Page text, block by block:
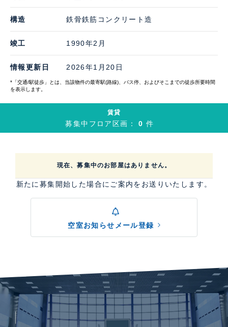
構造 鉄骨鉄筋コンクリート造
竣工 1990年2月
情報更新日 2026年1月20日
*「交通/駅徒歩」とは、当該物件の最寄駅(路線)、バス停、およびそこまでの徒歩所要時間
を表示します。
賃貸
募集中フロア区画：0件
現在、募集中のお部屋はありません。
新たに募集開始した場合にご案内をお送りいたします。
空室お知らせメール登録